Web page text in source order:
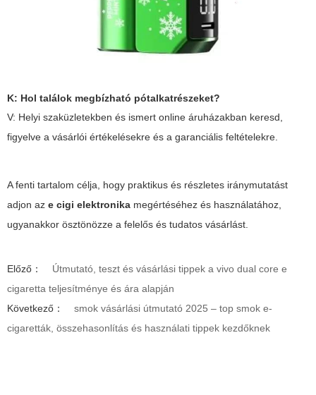
K: Hol találok megbízható pótalkatrészeket?
V: Helyi szaküzletekben és ismert online áruházakban keresd,
figyelve a vásárlói értékelésekre és a garanciális feltételekre.
A fenti tartalom célja, hogy praktikus és részletes iránymutatást
adjon az e cigi elektronika megértéséhez és használatához,
ugyanakkor ösztönözze a felelős és tudatos vásárlást.
Előző：
Útmutató, teszt és vásárlási tippek a vivo dual core e
cigaretta teljesítménye és ára alapján
Következő：
smok vásárlási útmutató 2025 – top smok e-
cigaretták, összehasonlítás és használati tippek kezdőknek